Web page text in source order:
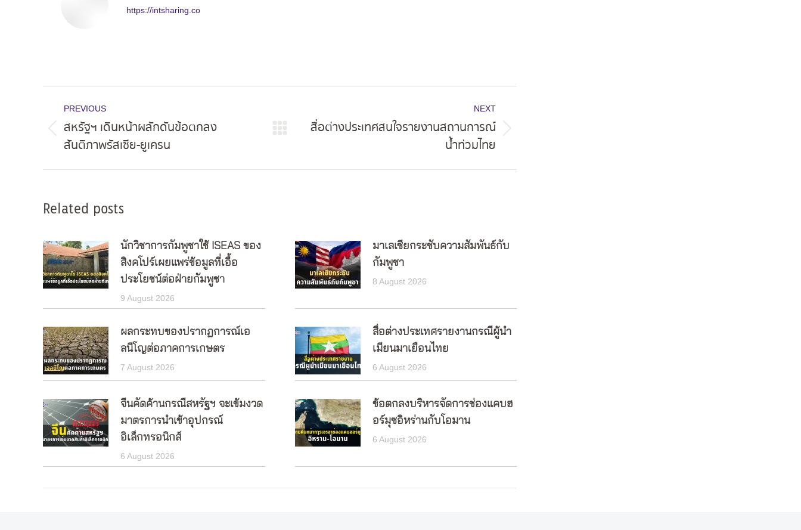
https://intsharing.co
navigation
PREVIOUS
Previous
post:
สหรัฐฯ เดินหน้าผลักดันข้อตกลง
สันติภาพรัสเซีย-ยูเครน
NEXT
สื่อต่างประเทศสนใจรายงานสถานการณ์
น้ำท่วมไทย
Related posts
นักวิชาการกัมพูชาใช้ ISEAS ของ
สิงคโปร์เผยแพร่ข้อมูลที่เอื้อ
ประโยชน์ต่อฝ่ายกัมพูชา
9 August 2026
มาเลเซียกระชับความสัมพันธ์กับ
กัมพูชา
8 August 2026
ผลกระทบของปรากฏการณ์เอ
ลนีโญต่อภาคการเกษตร
7 August 2026
สื่อต่างประเทศรายงานกรณีผู้นำ
เมียนมาเยือนไทย
6 August 2026
จีนคัดค้านกรณีสหรัฐฯ จะเข้มงวด
มาตรการนำเข้าอุปกรณ์
อิเล็กทรอนิกส์
6 August 2026
ข้อตกลงบริหารจัดการช่องแคบฮ
อร์มุซอิหร่านกับโอมาน
6 August 2026